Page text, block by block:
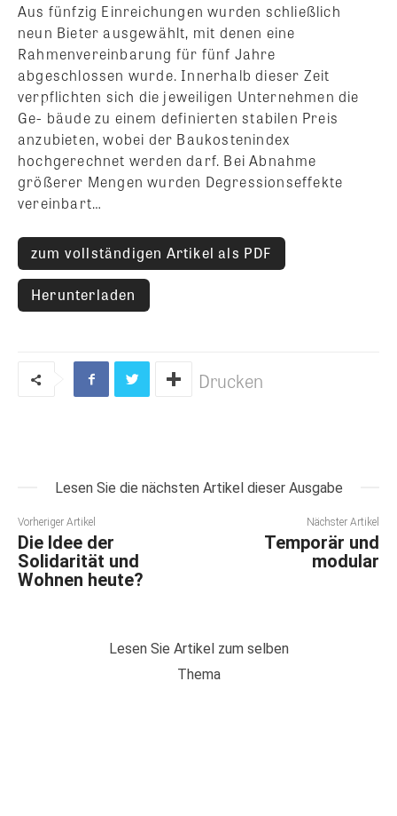
Aus fünfzig Einreichungen wurden schließlich
neun Bieter ausgewählt, mit denen eine
Rahmenvereinbarung für fünf Jahre
abgeschlossen wurde. Innerhalb dieser Zeit
verpflichten sich die jeweiligen Unternehmen die
Ge- bäude zu einem definierten stabilen Preis
anzubieten, wobei der Baukostenindex
hochgerechnet werden darf. Bei Abnahme
größerer Mengen wurden Degressionseffekte
vereinbart…
zum vollständigen Artikel als PDF
Herunterladen
Drucken
Lesen Sie die nächsten Artikel dieser Ausgabe
Vorheriger Artikel
Die Idee der
Solidarität und
Wohnen heute?
Nächster Artikel
Temporär und
modular
Lesen Sie Artikel zum selben
Thema